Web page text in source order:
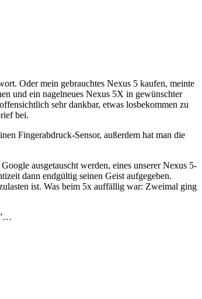
Oder mein gebrauchtes Nexus 5 kaufen, meinte
und ein nagelneues Nexus 5X in gewünschter
sehr dankbar, etwas losbekommen zu
bei.
Fingerabdruck-Sensor, außerdem hat man die
ausgetauscht werden, eines unserer Nexus 5-
dann endgültig seinen Geist aufgegeben.
ist. Was beim 5x auffällig war: Zweimal ging